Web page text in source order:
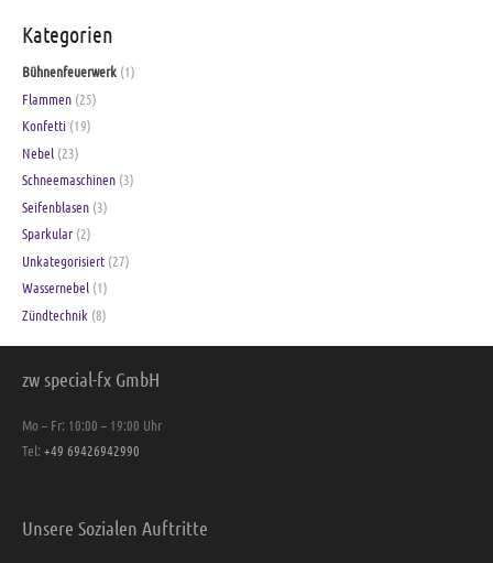
Kategorien
Bühnenfeuerwerk (1)
Flammen (25)
Konfetti (19)
Nebel (23)
Schneemaschinen (3)
Seifenblasen (3)
Sparkular (2)
Unkategorisiert (27)
Wassernebel (1)
Zündtechnik (8)
zw special-fx GmbH
Mo – Fr: 10:00 – 19:00 Uhr
Tel: +49 69426942990
Unsere Sozialen Auftritte